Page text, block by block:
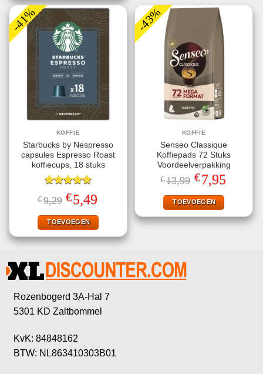
-41%
KOFFIE
Starbucks by Nespresso
capsules Espresso Roast
koffiecups, 18 stuks
Gewaardeerd
5.00uit 5
€9,29 Oorspronkelijke
prijs
was:
€9,29.
€5,49
is:
€5,49.
TOEVOEGEN
-43%
KOFFIE
Senseo Classique
Koffiepads 72 Stuks
Voordeelverpakking
€13,99 Oorspronkelijke
prijs
was:
€13,99.
€7,95prijs
TOEVOEGEN
Rozenbogerd 3A-Hal 7
5301 KD Zaltbommel
KvK: 84848162
BTW: NL863410303B01